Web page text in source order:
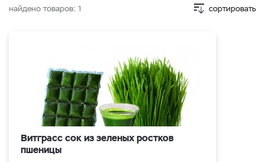
найдено товаров: 1 сортировать
Витграсс сок из зеленых ростков
пшеницы